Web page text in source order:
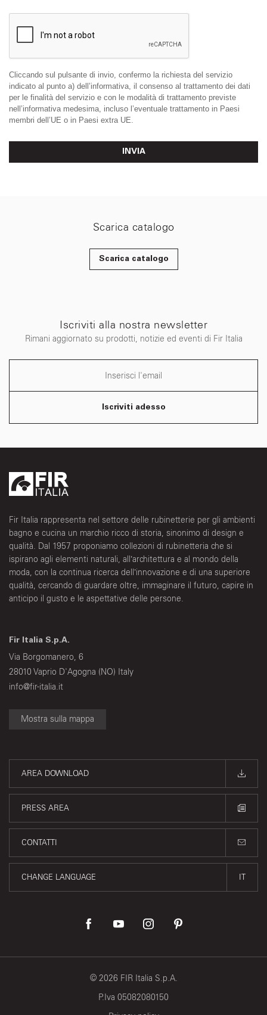
Cliccando sul pulsante di invio, confermo la richiesta del servizio
indicato al punto a) dell’informativa, il consenso al trattamento dei dati
per le finalità del servizio e con le modalità di trattamento previste
nell’informativa medesima, incluso l’eventuale trattamento in Paesi
membri dell’UE o in Paesi extra UE.
INVIA
Scarica catalogo
Scarica catalogo
Iscriviti alla nostra newsletter
Rimani aggiornato su prodotti, notizie ed eventi di Fir Italia
Iscriviti adesso
Fir Italia rappresenta nel settore delle rubinetterie per gli ambienti
bagno e cucina un marchio ricco di storia, sinonimo di design e
qualità. Dal 1957 proponiamo collezioni di rubinetteria che si
ispirano agli elementi naturali, all’architettura e al mondo della
moda, con la continua ricerca dell’innovazione e di una superiore
qualità, cercando di guardare oltre, immaginare il futuro, capire in
anticipo il gusto e le aspettative delle persone.
Fir Italia S.p.A.
Via Borgomanero, 6
28010 Vaprio D'Agogna (NO) Italy
info@fir-italia.it
Mostra sulla mappa
AREA DOWNLOAD
PRESS AREA
CONTATTI
CHANGE LANGUAGE IT
© 2026 FIR Italia S.p.A.
P.Iva 05082080150